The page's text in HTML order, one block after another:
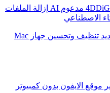
مدعوم AI
إزالة الملفات
الاصطناعي
تنظيف وتحسين جهاز Mac
موقع الايفون بدون كمبيوتر